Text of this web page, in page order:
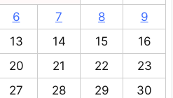
6 7 8
9
13 14 15
16
20 21 22
23
27 28 29
30